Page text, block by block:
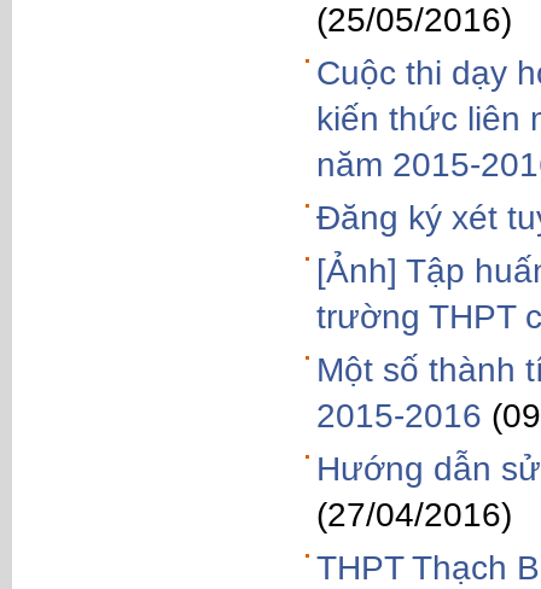
(25/05/2016)
Cuộc thi dạy
kiến thức liên
năm 2015-
Đăng ký xét
[Ảnh] Tập
trường THPT
Một số thành
2015-2016
Hướng dẫn
(27/04/2016)
THPT Thạch